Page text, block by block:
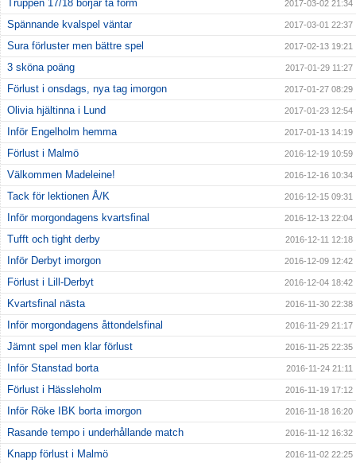
Truppen 17/18 börjar ta form 2017-03-02 21:34
Spännande kvalspel väntar 2017-03-01 22:37
Sura förluster men bättre spel 2017-02-13 19:21
3 sköna poäng 2017-01-29 11:27
Förlust i onsdags, nya tag imorgon 2017-01-27 08:29
Olivia hjältinna i Lund 2017-01-23 12:54
Inför Engelholm hemma 2017-01-13 14:19
Förlust i Malmö 2016-12-19 10:59
Välkommen Madeleine! 2016-12-16 10:34
Tack för lektionen Å/K 2016-12-15 09:31
Inför morgondagens kvartsfinal 2016-12-13 22:04
Tufft och tight derby 2016-12-11 12:18
Inför Derbyt imorgon 2016-12-09 12:42
Förlust i Lill-Derbyt 2016-12-04 18:42
Kvartsfinal nästa 2016-11-30 22:38
Inför morgondagens åttondelsfinal 2016-11-29 21:17
Jämnt spel men klar förlust 2016-11-25 22:35
Inför Stanstad borta 2016-11-24 21:11
Förlust i Hässleholm 2016-11-19 17:12
Inför Röke IBK borta imorgon 2016-11-18 16:20
Rasande tempo i underhållande match 2016-11-12 16:32
Knapp förlust i Malmö 2016-11-02 22:25